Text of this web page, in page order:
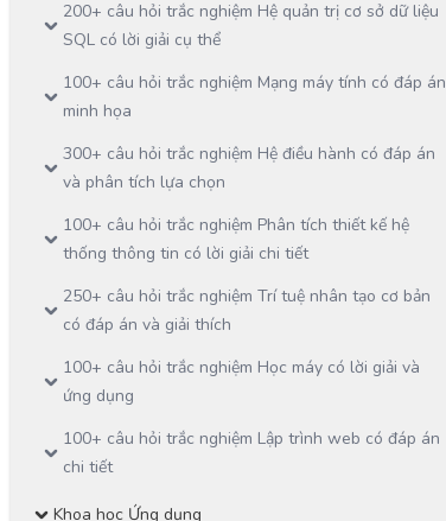
200+ câu hỏi trắc nghiệm Hệ quản trị cơ sở dữ liệu
SQL có lời giải cụ thể
100+ câu hỏi trắc nghiệm Mạng máy tính có đáp án
minh họa
300+ câu hỏi trắc nghiệm Hệ điều hành có đáp án
và phân tích lựa chọn
100+ câu hỏi trắc nghiệm Phân tích thiết kế hệ
thống thông tin có lời giải chi tiết
250+ câu hỏi trắc nghiệm Trí tuệ nhân tạo cơ bản
có đáp án và giải thích
100+ câu hỏi trắc nghiệm Học máy có lời giải và
ứng dụng
100+ câu hỏi trắc nghiệm Lập trình web có đáp án
chi tiết
Khoa học Ứng dụng